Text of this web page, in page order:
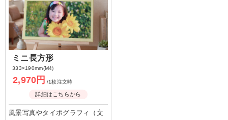
ミニ長方形
333×190mm(M4)
2,970円 /1枚注文時
詳細はこちらから
風景写真やタイポグラフィ（文